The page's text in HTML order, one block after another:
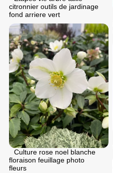
citronnier outils de jardinage
fond arriere vert
Culture rose noel blanche
floraison feuillage photo
fleurs